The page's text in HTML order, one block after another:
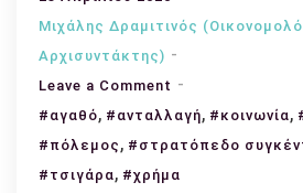
Μιχάλης Δραμιτινός
Αρχισυντάκτης)
Leave a Comment on
Όταν
#αγαθό, #ανταλλαγή, #κοινωνία,
#πόλεμος , #στρατόπεδο
#τσιγάρα, #χρήμα